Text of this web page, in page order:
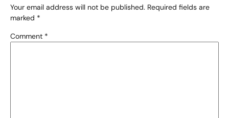
Your email address will not be published. Required fields are
marked *
Comment *